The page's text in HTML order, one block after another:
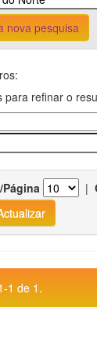
nova pesquisa
para refinar o
|
1 de 1.